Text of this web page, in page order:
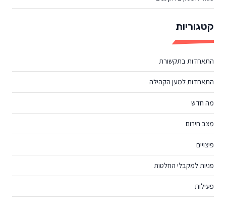
קטגוריות
התאחדות בתקשורת
התאחדות למען הקהילה
מה חדש
מצב חירום
פיצויים
פניות למקבלי החלטות
פעילות